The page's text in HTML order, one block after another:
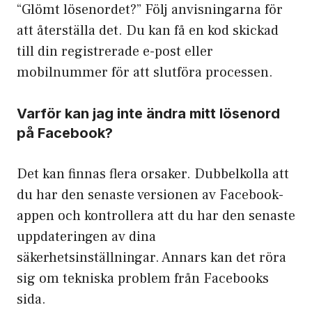
“Glömt lösenordet?” Följ anvisningarna för
att återställa det. Du kan få en kod skickad
till din registrerade e-post eller
mobilnummer för att slutföra processen.
Varför kan jag inte ändra mitt lösenord
på Facebook?
Det kan finnas flera orsaker. Dubbelkolla att
du har den senaste versionen av Facebook-
appen och kontrollera att du har den senaste
uppdateringen av dina
säkerhetsinställningar. Annars kan det röra
sig om tekniska problem från Facebooks
sida.